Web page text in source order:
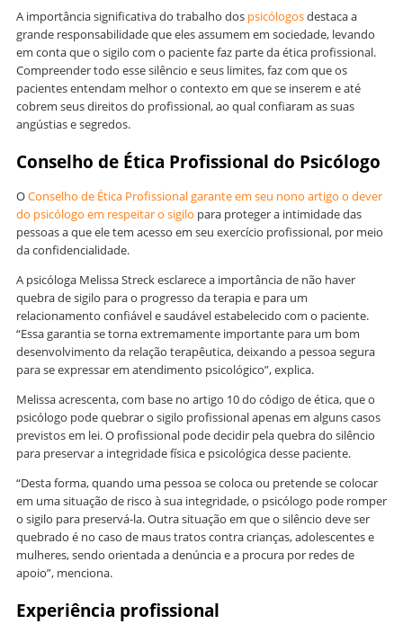
A importância significativa do trabalho dos psicólogosdestaca a
grande responsabilidade que eles assumem em sociedade, levando
em conta que o sigilo com o paciente faz parte da ética profissional.
Compreender todo esse silêncio e seus limites, faz com que os
pacientes entendam melhor o contexto em que se inserem e até
cobrem seus direitos do profissional, ao qual confiaram as suas
angústias e segredos.
Conselho de Ética Profissional do Psicólogo
OConselho de Ética Profissional garante em seu nono artigo o dever
do psicólogo em respeitar o sigilo para proteger a intimidade das
pessoas a que ele tem acesso em seu exercício profissional, por meio
da confidencialidade.
A psicóloga Melissa Streck esclarece a importância de não haver
quebra de sigilo para o progresso da terapia e para um
relacionamento confiável e saudável estabelecido com o paciente.
“Essa garantia se torna extremamente importante para um bom
desenvolvimento da relação terapêutica, deixando a pessoa segura
para se expressar em atendimento psicológico”, explica.
Melissa acrescenta, com base no artigo 10 do código de ética, que o
psicólogo pode quebrar o sigilo profissional apenas em alguns casos
previstos em lei. O profissional pode decidir pela quebra do silêncio
para preservar a integridade física e psicológica desse paciente.
“Desta forma, quando uma pessoa se coloca ou pretende se colocar
em uma situação de risco à sua integridade, o psicólogo pode romper
o sigilo para preservá-la. Outra situação em que o silêncio deve ser
quebrado é no caso de maus tratos contra crianças, adolescentes e
mulheres, sendo orientada a denúncia e a procura por redes de
apoio”, menciona.
Experiência profissional